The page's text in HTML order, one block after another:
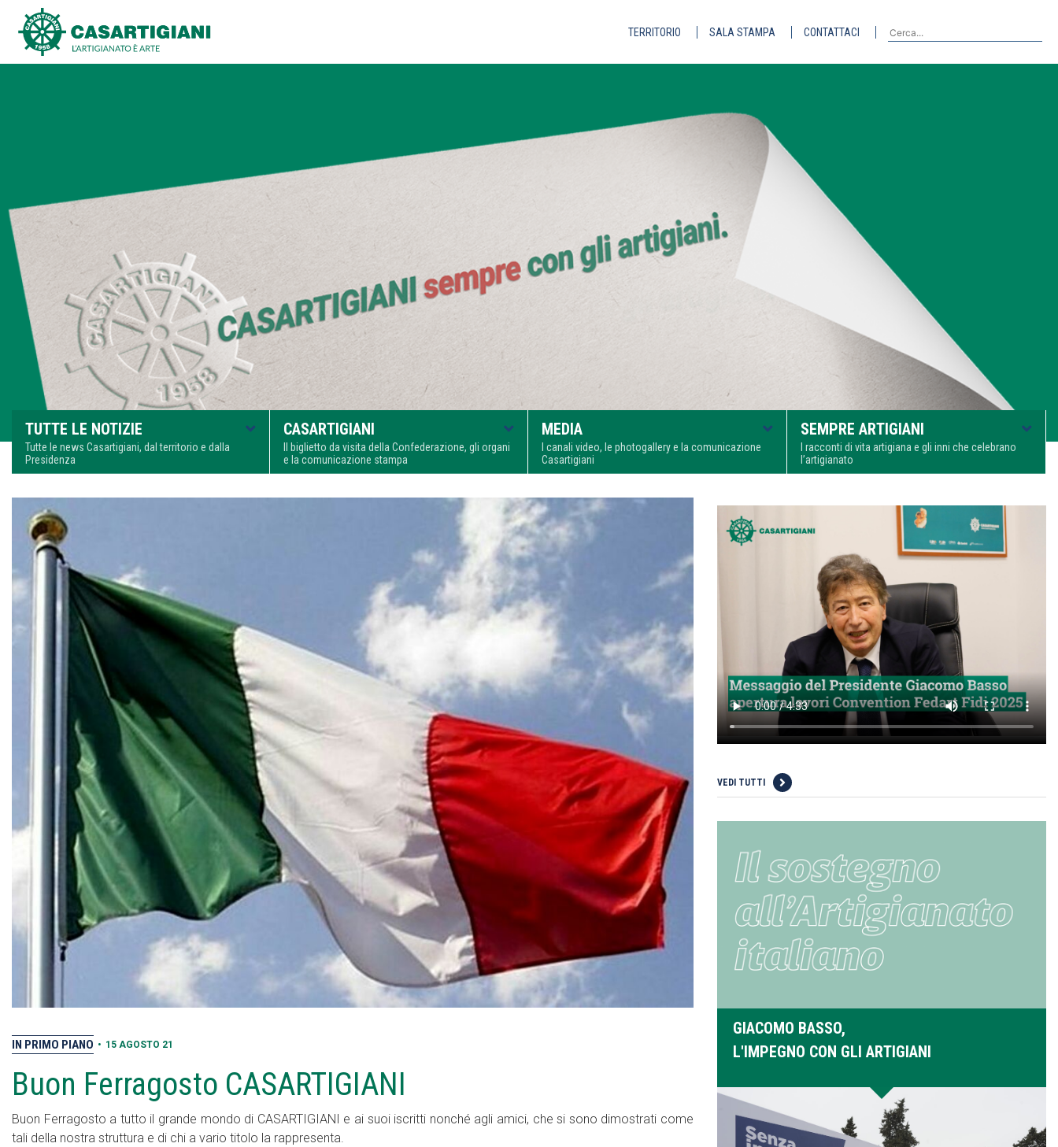
TERRITORIO SALA STAMPA CONTATTACI
TUTTE LE NOTIZIE
Tutte le news Casartigiani, dal territorio e dalla
Presidenza
CASARTIGIANI
Il biglietto da visita della Confederazione, gli organi
e la comunicazione stampa
MEDIA
I canali video, le photogallery e la comunicazione
Casartigiani
SEMPRE ARTIGIANI
I racconti di vita artigiana e gli inni che celebrano
l’artigianato
IN PRIMO PIANO • 15 AGOSTO 21
Buon Ferragosto CASARTIGIANI
Buon Ferragosto a tutto il grande mondo di CASARTIGIANI e ai suoi iscritti nonché agli amici, che si sono dimostrati come
tali della nostra struttura e di chi a vario titolo la rappresenta.
VEDI TUTTI
GIACOMO BASSO,
L'IMPEGNO CON GLI ARTIGIANI